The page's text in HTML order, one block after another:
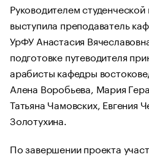
Руководителем
выступила преподаватель
УрФУ Анастасия
подготовке путеводителя
арабисты кафедры
Алена Воробьева, Мария
Татьяна Чамовских, Евгения
Золотухина.
По завершении проекта